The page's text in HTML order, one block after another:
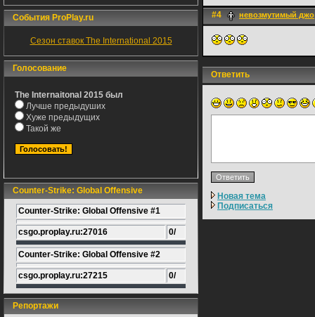
События ProPlay.ru
Сезон ставок The International 2015
Голосование
The Internaitonal 2015 был
Лучше предыдуших
Хуже предыдущих
Такой же
Counter-Strike: Global Offensive
Counter-Strike: Global Offensive #1
csgo.proplay.ru:27016 0/
Counter-Strike: Global Offensive #2
csgo.proplay.ru:27215 0/
Репортажи
#4 невозмутимый джо
Ответить
Новая тема
Подписаться